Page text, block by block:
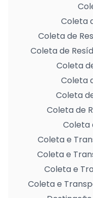
Coleta
Coleta de
Coleta de
Coleta
Coleta
Coleta
Coleta de
Coleta
Coleta e
Coleta e
Coleta e
Coleta e